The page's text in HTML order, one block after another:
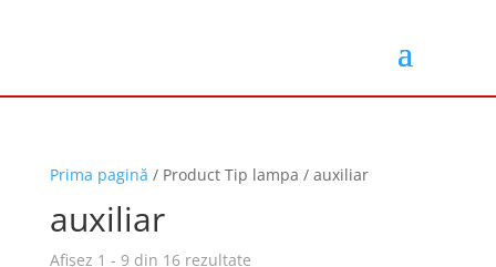
Prima pagină / Product Tip lampa / auxiliar
auxiliar
Afișez 1 - 9 din 16 rezultate